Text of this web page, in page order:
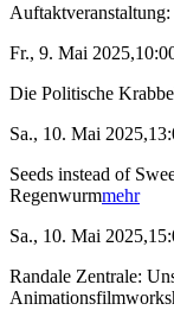
Fr., 9. Mai
Die Politische
Sa., 10. Mai
Seeds instead of
Regenwurmmehr
Sa., 10. Mai
Randale Zentrale: